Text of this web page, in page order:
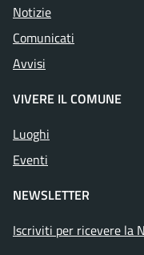
Notizie
Comunicati
Avvisi
VIVERE IL COMUNE
Luoghi
Eventi
NEWSLETTER
Iscriviti per ricevere la